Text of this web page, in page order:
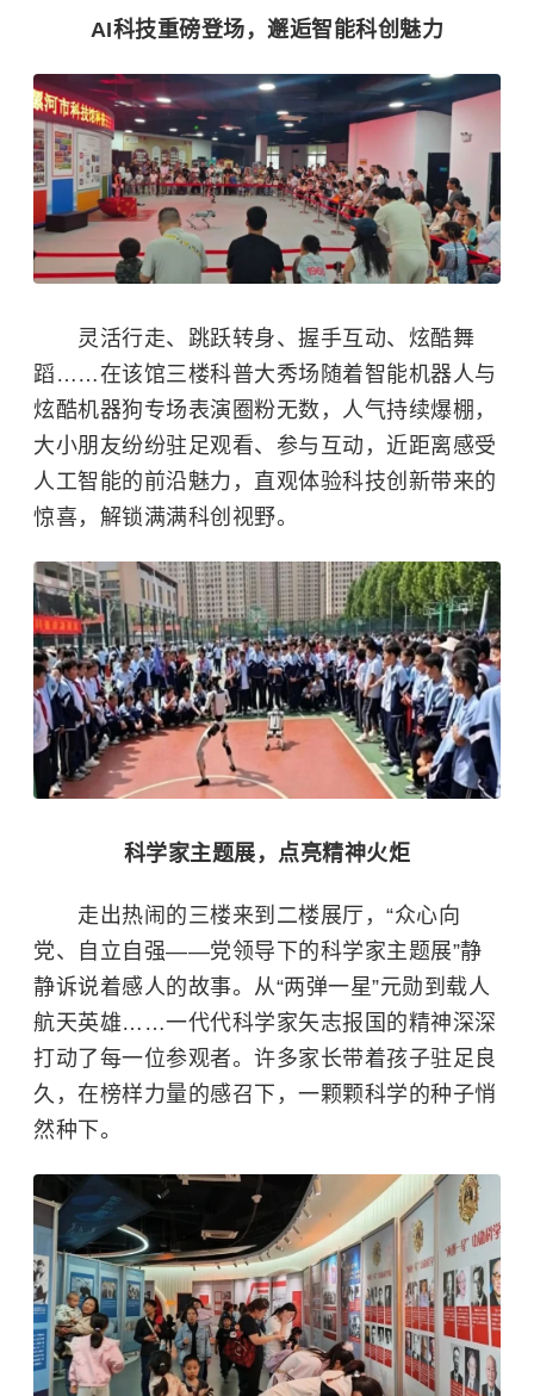
AI科技重磅登场，邂逅智能科创魅力
灵活行走、跳跃转身、握手互动、炫酷舞
蹈……在该馆三楼科普大秀场随着智能机器人与
炫酷机器狗专场表演圈粉无数，人气持续爆棚，
大小朋友纷纷驻足观看、参与互动，近距离感受
人工智能的前沿魅力，直观体验科技创新带来的
惊喜，解锁满满科创视野。
科学家主题展，点亮精神火炬
走出热闹的三楼来到二楼展厅，“众心向
党、自立自强——党领导下的科学家主题展”静
静诉说着感人的故事。从“两弹一星”元勋到载人
航天英雄……一代代科学家矢志报国的精神深深
打动了每一位参观者。许多家长带着孩子驻足良
久，在榜样力量的感召下，一颗颗科学的种子悄
然种下。